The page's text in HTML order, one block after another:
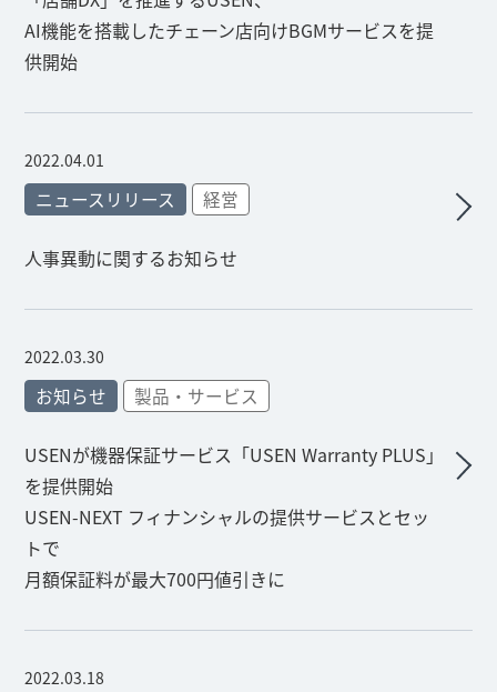
AI機能を搭載したチェーン店向けBGMサービスを提
供開始
2022.04.01
ニュースリリース 経営
人事異動に関するお知らせ
2022.03.30
お知らせ 製品・サービス
USENが機器保証サービス「USEN Warranty PLUS」
を提供開始
USEN-NEXT フィナンシャルの提供サービスとセッ
トで
月額保証料が最大700円値引きに
2022.03.18